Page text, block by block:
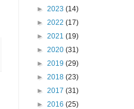
► 2023 (14)
► 2022 (17)
► 2021 (19)
► 2020 (31)
► 2019 (29)
► 2018 (23)
► 2017 (31)
► 2016 (25)